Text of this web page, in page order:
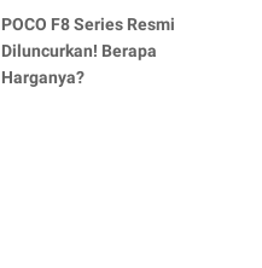
POCO F8 Series Resmi
Diluncurkan! Berapa
Harganya?